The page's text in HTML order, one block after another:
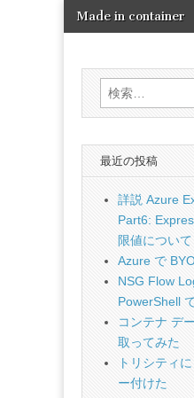
Main
menu
Skip
Made in container
検
索:
最近の投稿
詳説 Azure
Part6:
限値について
Azure で
NSG Flow
PowerShell
コンテナ デ
取ってみた
トリシティ
ー付けた